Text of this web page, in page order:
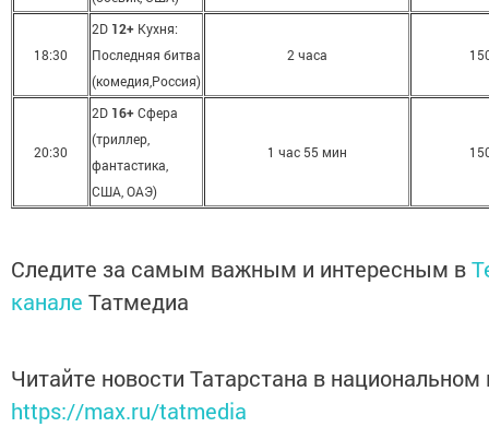
18:30
2D 12+ Кухня:
Последняя битва
(комедия,Россия)
2 часа
20:30
2D 16+Сфера
(триллер,
фантастика,
США, ОАЭ)
1 час 55 мин
Следите за самым важным и интересным в
канале Татмедиа
Читайте новости Татарстана в
https://max.ru/tatmedia